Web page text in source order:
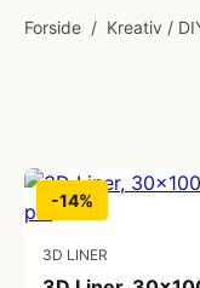
Forside / Kreativ /
-14%
3D LINER